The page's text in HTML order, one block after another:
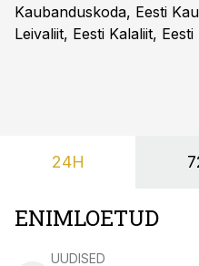
Kaubanduskoda, Eesti
Leivaliit, Eesti Kalaliit,
arvestavas lahenduses.
eksitamine.
24H
ENIMLOETUD
UUDISED